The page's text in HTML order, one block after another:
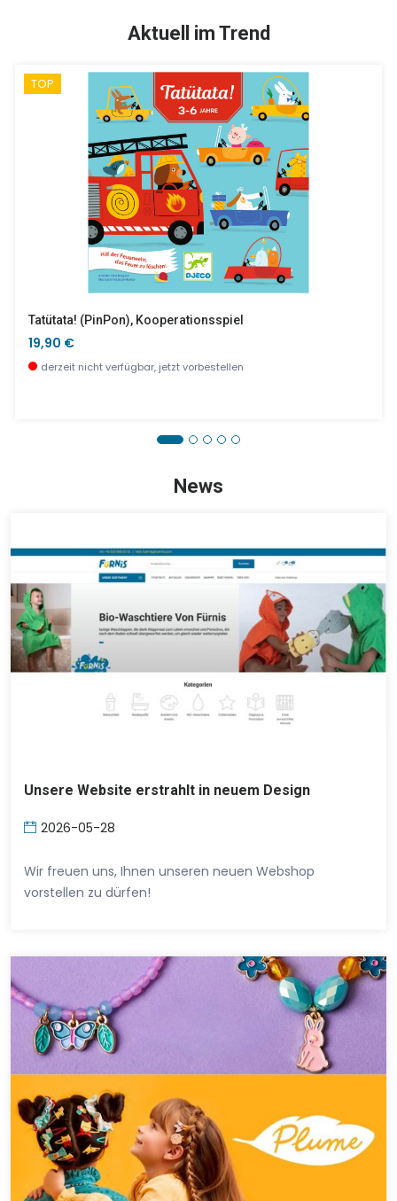
Bilder In 3D, Am Wasser
Woodanimo - Denkspiel
Aktuell im Trend
TOP
Tatütata! (PinPon), Kooperationsspiel
19,90 €
derzeit nicht verfügbar, jetzt vorbestellen
News
Unsere Website erstrahlt in neuem Design
2026-05-28
Wir freuen uns, Ihnen unseren neuen Webshop
vorstellen zu dürfen!